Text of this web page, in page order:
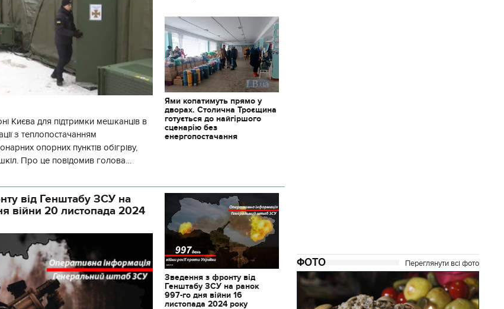
Києва для підтримки мешканців в
з теплопостачанням
опорних пунктів обігріву,
Про це повідомив голова
Ями копатимуть прямо у
дворах. Столична Троєщина
готується до найгіршого
сценарію без
енергопостачання
від Генштабу ЗСУ на
війни 20 листопада 2024
Зведення з фронту від
Генштабу ЗСУ на ранок
997-го дня війни 16
листопада 2024 року
ФОТО Переглянути всі фото